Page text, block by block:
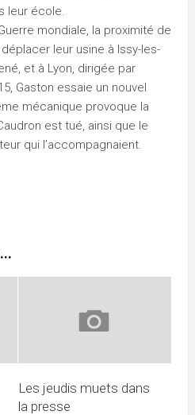
leur école.
mondiale, la proximité de
leur usine à Issy-les-
et à Lyon, dirigée par
Gaston essaie un nouvel
mécanique provoque la
est tué, ainsi que le
qui l’accompagnaient.
Les jeudis muets dans
la presse